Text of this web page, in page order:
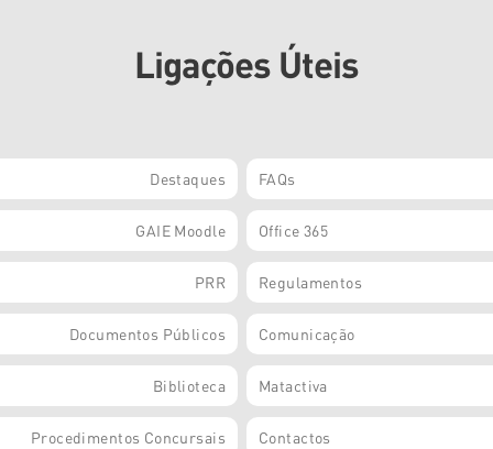
Ligações Úteis
Destaques FAQs
GAIE Moodle Office 365
PRR Regulamentos
Documentos Públicos Comunicação
Biblioteca Matactiva
Procedimentos Concursais Contactos